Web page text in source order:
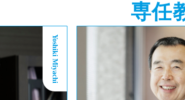
専任
Yoshiki Miyachi